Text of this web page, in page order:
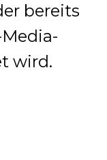
bereits
wird.